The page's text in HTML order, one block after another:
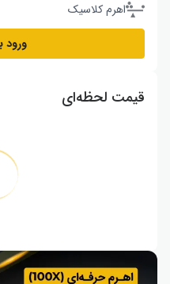
اهرم کلاسیک
ورود
قیمت لحظه‌ای